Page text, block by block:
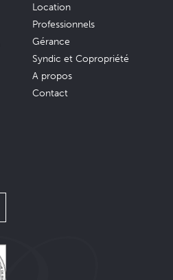
Location
Professionnels
Gérance
Syndic et Copropriété
A propos
Contact